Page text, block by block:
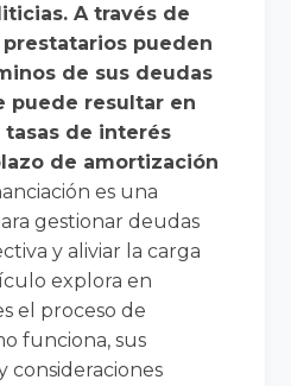
A través de
pueden
de sus deudas
puede resultar en
tasas de interés
de amortización
es una
gestionar deudas
y aliviar la carga
explora en
el proceso de
funciona, sus
consideraciones